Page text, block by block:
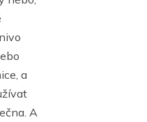
a
A